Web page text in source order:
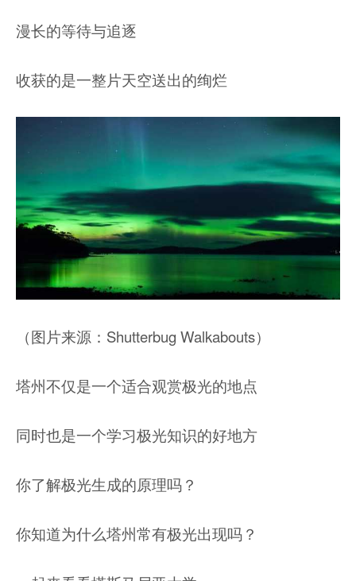
漫长的等待与追逐
收获的是一整片天空送出的绚烂
（图片来源：Shutterbug Walkabouts）
塔州不仅是一个适合观赏极光的地点
同时也是一个学习极光知识的好地方
你了解极光生成的原理吗？
你知道为什么塔州常有极光出现吗？